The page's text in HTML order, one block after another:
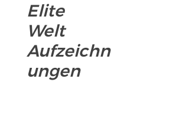
Elite
Welt
Aufzeichn
ungen